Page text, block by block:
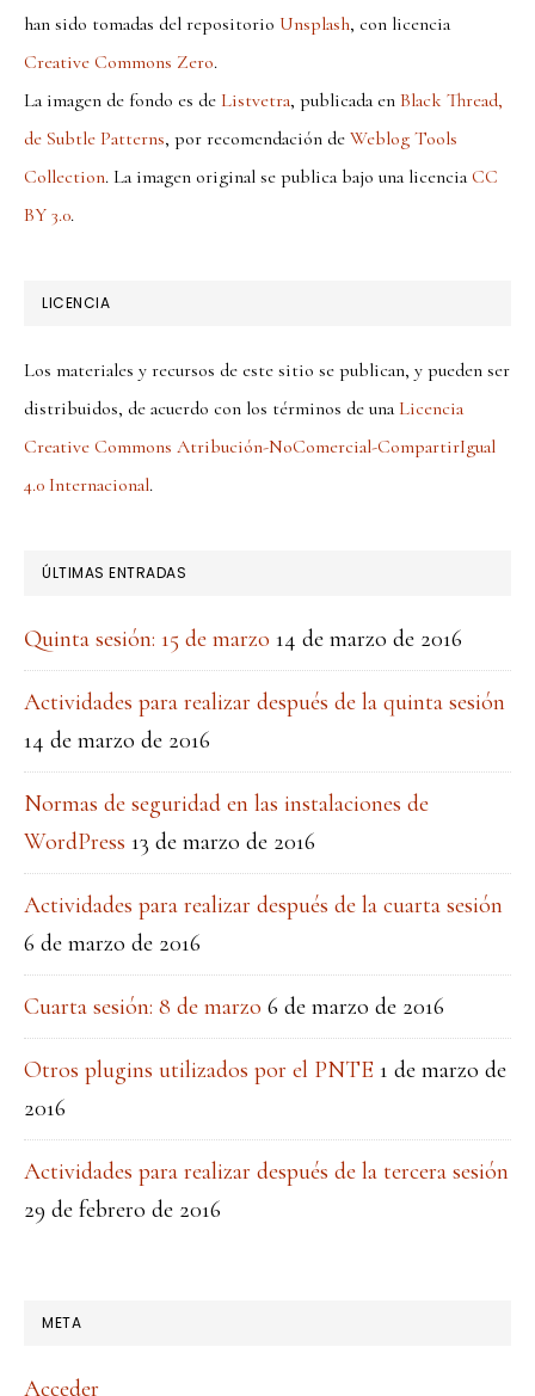
han sido tomadas del repositorio Unsplash, con licencia
Creative Commons Zero.
La imagen de fondo es de Listvetra, publicada en Black Thread,
de Subtle Patterns, por recomendación de Weblog Tools
Collection. La imagen original se publica bajo una licencia CC
BY 3.0.
LICENCIA
Los materiales y recursos de este sitio se publican, y pueden ser
distribuidos, de acuerdo con los términos de unaLicencia
Creative Commons Atribución-NoComercial-CompartirIgual
4.0 Internacional.
ÚLTIMAS ENTRADAS
Quinta sesión: 15 de marzo 14 de marzo de 2016
Actividades para realizar después de la quinta sesión
14 de marzo de 2016
Normas de seguridad en las instalaciones de
WordPress 13 de marzo de 2016
Actividades para realizar después de la cuarta sesión
6 de marzo de 2016
Cuarta sesión: 8 de marzo 6 de marzo de 2016
Otros plugins utilizados por el PNTE 1 de marzo de
2016
Actividades para realizar después de la tercera sesión
29 de febrero de 2016
META
Acceder